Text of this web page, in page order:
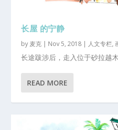
长屋 的宁静
by 麦克 | Nov 5, 2018 | 人文专栏,
长途跋涉后，走入位于砂拉越
READ MORE